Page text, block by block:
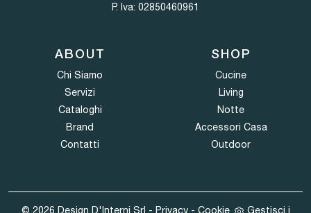
P. Iva: 02850460961
ABOUT
Chi Siamo
Servizi
Cataloghi
Brand
Contatti
SHOP
Cucine
Living
Notte
Accessori Casa
Outdoor
© 2026 Design D'Interni Srl - Privacy- Cookie Gestisci i